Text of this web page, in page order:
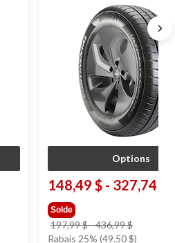
Options
148,49 $ - 327,74 $
Solde
197,99 $-436,99 $
était
Rabais 25% (49.50 $)